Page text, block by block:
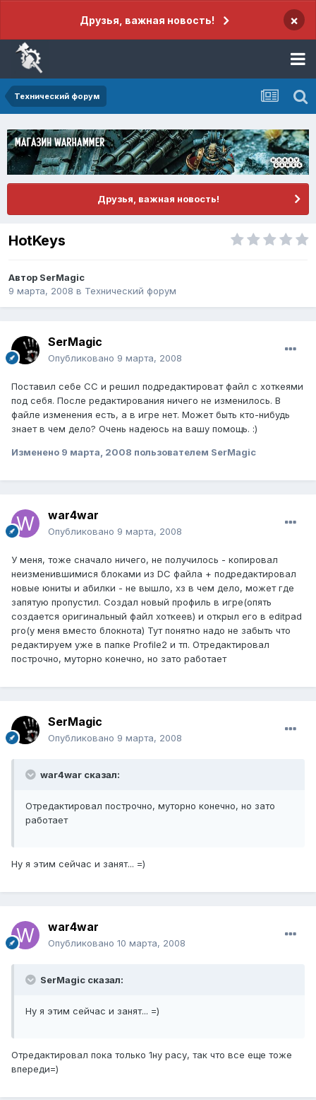
Друзья, важная новость! ×
Технический форум
Друзья, важная новость!
HotKeys
Автор SerMagic
9 марта, 2008 в Технический форум
SerMagic
Опубликовано 9 марта, 2008
Поставил себе СС и решил подредактироват файл с хоткеями
под себя. После редактирования ничего не изменилось. В
файле изменения есть, а в игре нет. Может быть кто-нибудь
знает в чем дело? Очень надеюсь на вашу помощь. :)
Изменено 9 марта, 2008 пользователем SerMagic
war4war
Опубликовано 9 марта, 2008
У меня, тоже сначало ничего, не получилось - копировал
неизменившимися блоками из DC файла + подредактировал
новые юниты и абилки - не вышло, хз в чем дело, может где
запятую пропустил. Создал новый профиль в игре(опять
создается оригинальный файл хоткеев) и открыл его в editpad
pro(у меня вместо блокнота) Тут понятно надо не забыть что
редактируем уже в папке Profile2 и тп. Отредактировал
построчно, муторно конечно, но зато работает
SerMagic
Опубликовано 9 марта, 2008
war4war сказал:
Отредактировал построчно, муторно конечно, но зато
работает
Ну я этим сейчас и занят... =)
war4war
Опубликовано 10 марта, 2008
SerMagic сказал:
Ну я этим сейчас и занят... =)
Отредактировал пока только 1ну расу, так что все еще тоже
впереди=)